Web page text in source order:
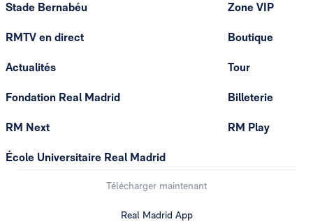
Stade Bernabéu
RMTV en direct
Actualités
Fondation Real Madrid
RM Next
École Universitaire Real Madrid
Zone VIP
Boutique
Tour
Billeterie
RM Play
Télécharger maintenant
Real Madrid App